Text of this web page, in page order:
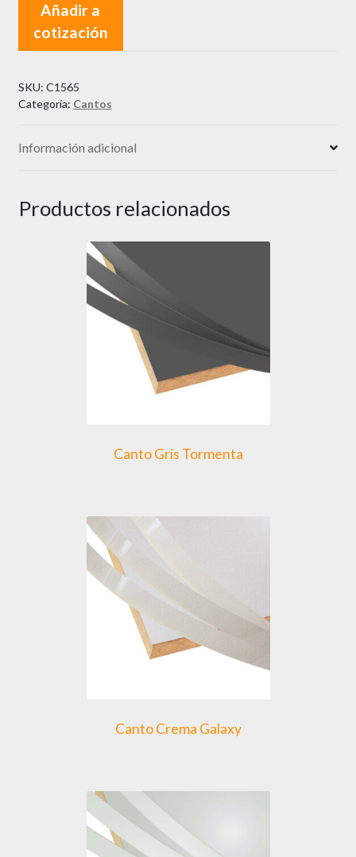
Añadir a
cotización
SKU: C1565
Categoría: Cantos
Información adicional
Productos relacionados
Canto Gris Tormenta
Canto Crema Galaxy